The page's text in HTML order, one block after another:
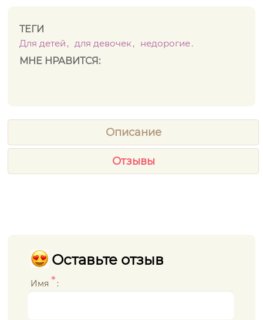
ТЕГИ
Для детей
для девочек
недорогие
МНЕ НРАВИТСЯ:
Описание
Отзывы
Оставьте отзыв
Имя * :